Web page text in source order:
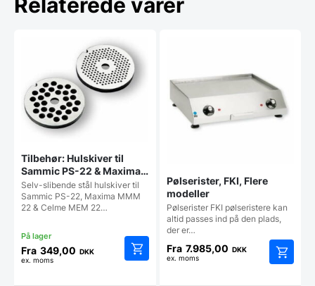
Tilbehør: Hulskiver til
Sammic PS-22 & Maxima
MMM 22 kødhakkere –
Flere hulsstørrelser
Selv-slibende stål hulskiver til
Sammic PS-22, Maxima MMM
22 & Celme MEM 22…
Fra 349,00 DKK
ex. moms
Pølserister, FKI, Flere
modeller
Pølserister FKI pølseristere kan
altid passes ind på den plads,
der er…
Fra 7.985,00 DKK
ex. moms
vare